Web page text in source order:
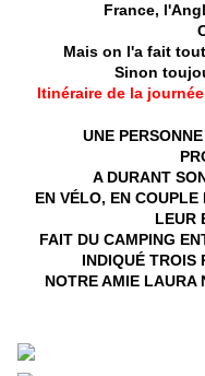
France,
Mais on l'a fait
Sinon
Itinéraire de la journée
UNE
A DURANT
EN VÉLO, EN COUPLE
LEUR
FAIT DU CAMPING
INDIQUÉ TROIS
NOTRE AMIE LAURA